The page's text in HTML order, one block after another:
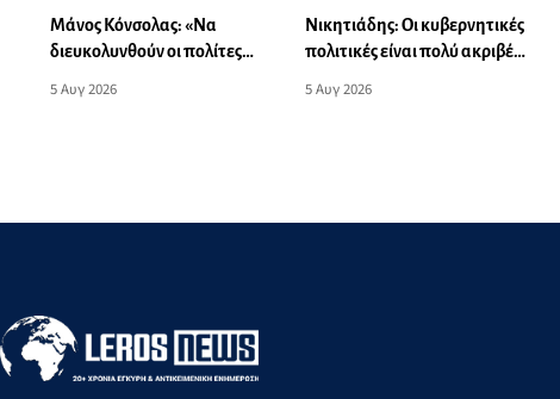
Μάνος Κόνσολας: «Να
διευκολυνθούν οι πολίτες
ταυτότητες σε ισχύ στην
5 Αυγ 2026
Νικητιάδης: Οι κυβερνητικές
πολιτικές είναι πολύ ακριβές
5 Αυγ 2026